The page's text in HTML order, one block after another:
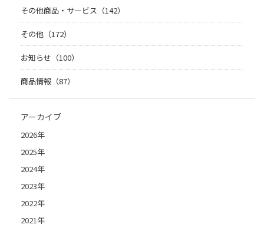
その他商品・サービス（142）
その他（172）
お知らせ（100）
商品情報（87）
アーカイブ
2026年
2025年
2024年
2023年
2022年
2021年